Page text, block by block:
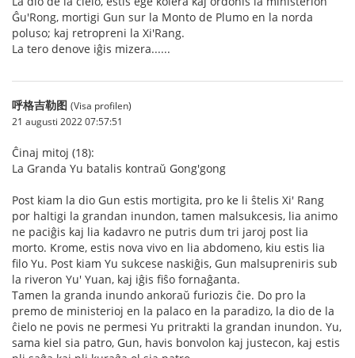
Ĝu'Rong, mortigi Gun sur la Monto de Plumo en la norda
poluso; kaj retropreni la Xi'Rang.
La tero denove iĝis mizera......
呼格吉勒图 (Visa profilen)
21 augusti 2022 07:57:51
Ĉinaj mitoj (18):
La Granda Yu batalis kontraŭ Gong'gong
Post kiam la dio Gun estis mortigita, pro ke li ŝtelis Xi' Rang
por haltigi la grandan inundon, tamen malsukcesis, lia animo
ne paciĝis kaj lia kadavro ne putris dum tri jaroj post lia
morto. Krome, estis nova vivo en lia abdomeno, kiu estis lia
filo Yu. Post kiam Yu sukcese naskiĝis, Gun malsupreniris sub
la riveron Yu' Yuan, kaj iĝis fiŝo fornaĝanta.
Tamen la granda inundo ankoraŭ furiozis ĉie. Do pro la
premo de ministerioj en la palaco en la paradizo, la dio de la
ĉielo ne povis ne permesi Yu pritrakti la grandan inundon. Yu,
sama kiel sia patro, Gun, havis bonvolon kaj justecon, kaj estis